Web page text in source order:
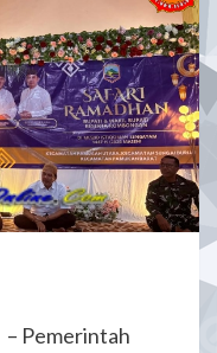
– Pemerintah